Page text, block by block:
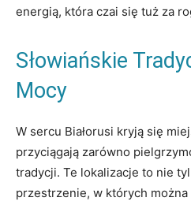
energią, która czai się tuż‍ za
Słowiańskie
Mocy
W​ sercu Białorusi⁤ kryją się
przyciągają zarówno⁢
tradycji. Te lokalizacje to nie
przestrzenie, w których